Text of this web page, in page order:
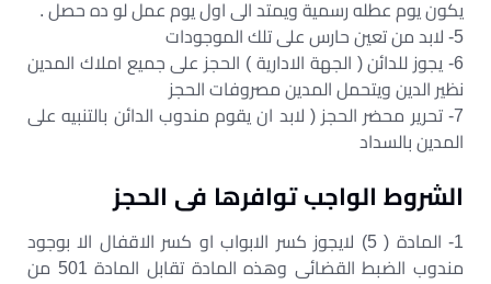
يكون يوم عطله رسمية ويمتد الى اول يوم عمل لو ده حصل .
5- لابد من تعين حارس على تلك الموجودات
6- يجوز للدائن ( الجهة الادارية ) الحجز على جميع املاك المدين
نظير الدين ويتحمل المدين مصروفات الحجز
7- تحرير محضر الحجز ( لابد ان يقوم مندوب الدائن بالتنبيه على
المدين بالسداد
الشروط الواجب توافرها فى الحجز
1- المادة ( 5) لايجوز كسر الابواب او كسر الاقفال الا بوجود
مندوب الضبط القضائى وهذه المادة تقابل المادة 501 من